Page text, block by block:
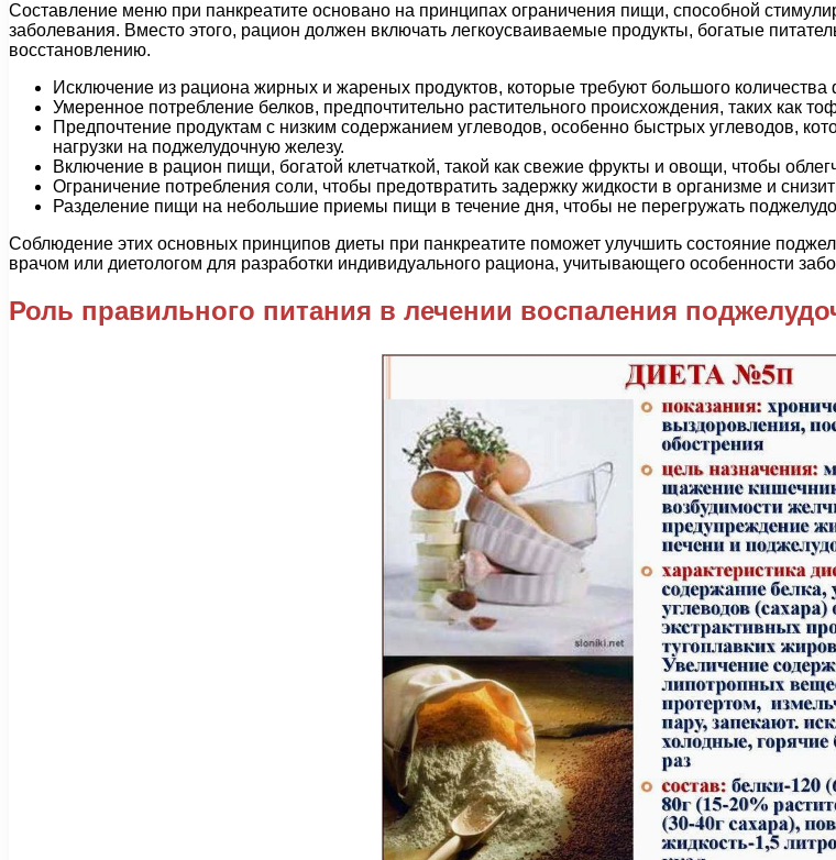
Составление меню при панкреатите основано на принципах ограничения пищи, способной
заболевания. Вместо этого, рацион должен включать легкоусваиваемые продукты, богатые
восстановлению.
Исключение из рациона жирных и жареных продуктов, которые требуют большого
Умеренное потребление белков, предпочтительно растительного происхождения, таких как
Предпочтение продуктам с низким содержанием углеводов, особенно быстрых углеводов,
нагрузки на поджелудочную железу.
Включение в рацион пищи, богатой клетчаткой, такой как свежие фрукты и овощи, чтобы
Ограничение потребления соли, чтобы предотвратить задержку жидкости в организме и
Разделение пищи на небольшие приемы пищи в течение дня, чтобы не перегружать
Соблюдение этих основных принципов диеты при панкреатите поможет улучшить состояние
врачом или диетологом для разработки индивидуального рациона, учитывающего особенности
Роль правильного питания в лечении воспаления